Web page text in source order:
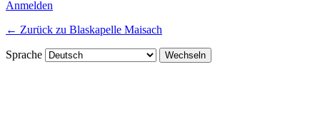
Anmelden
← Zurück zu Blaskapelle Maisach
Sprache